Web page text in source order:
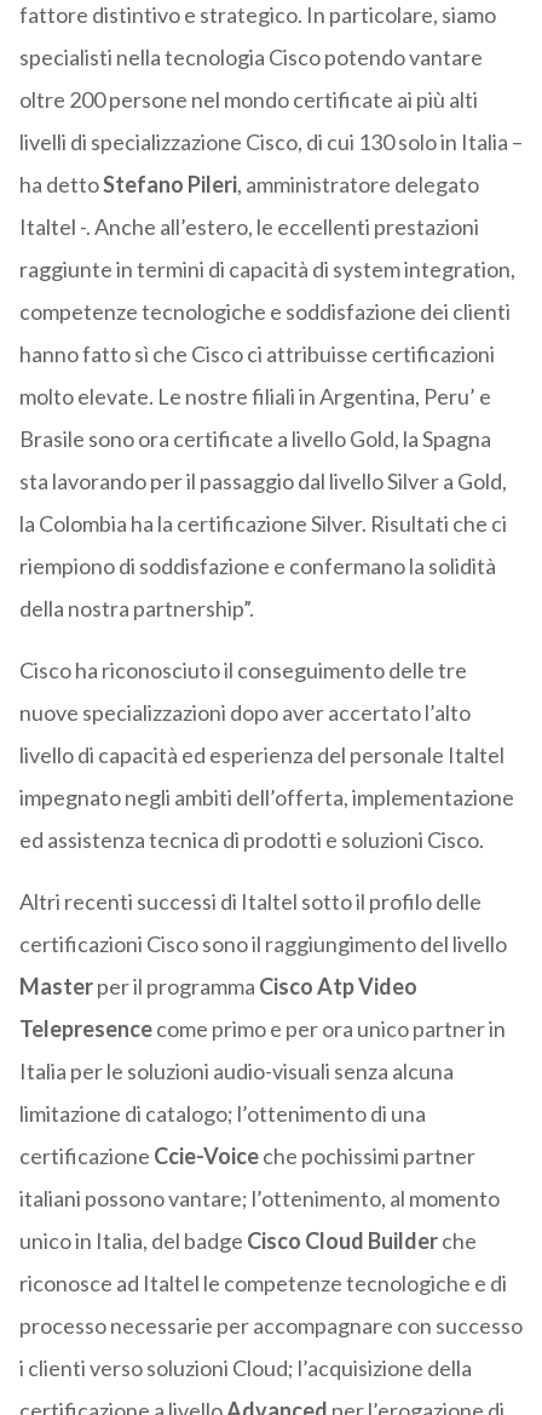
fattore distintivo e strategico. In particolare, siamo
specialisti nella tecnologia Cisco potendo vantare
oltre 200 persone nel mondo certificate ai più alti
livelli di specializzazione Cisco, di cui 130 solo in Italia –
ha dettoStefano Pileri, amministratore delegato
Italtel -. Anche all’estero, le eccellenti prestazioni
raggiunte in termini di capacità di system integration,
competenze tecnologiche e soddisfazione dei clienti
hanno fatto sì che Cisco ci attribuisse certificazioni
molto elevate. Le nostre filiali in Argentina, Peru’ e
Brasile sono ora certificate a livello Gold, la Spagna
sta lavorando per il passaggio dal livello Silver a Gold,
la Colombia ha la certificazione Silver. Risultati che ci
riempiono di soddisfazione e confermano la solidità
della nostra partnership”.
Cisco ha riconosciuto il conseguimento delle tre
nuove specializzazioni dopo aver accertato l’alto
livello di capacità ed esperienza del personale Italtel
impegnato negli ambiti dell’offerta, implementazione
ed assistenza tecnica di prodotti e soluzioni Cisco.
Altri recenti successi di Italtel sotto il profilo delle
certificazioni Cisco sono il raggiungimento del livello
Masterper il programma Cisco Atp Video
Telepresencecome primo e per ora unico partner in
Italia per le soluzioni audio-visuali senza alcuna
limitazione di catalogo; l’ottenimento di una
certificazione Ccie-Voiceche pochissimi partner
italiani possono vantare; l’ottenimento, al momento
unico in Italia, del badge Cisco Cloud Builderche
riconosce ad Italtel le competenze tecnologiche e di
processo necessarie per accompagnare con successo
i clienti verso soluzioni Cloud; l’acquisizione della